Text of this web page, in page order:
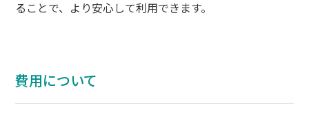
ることで、より安心して利用できます。
費用について